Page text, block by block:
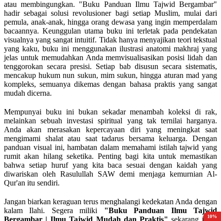
atau membingungkan. "Buku Panduan Ilmu Tajwid Bergambar"
hadir sebagai solusi revolusioner bagi setiap Muslim, mulai dari
pemula, anak-anak, hingga orang dewasa yang ingin memperdalam
bacaannya. Keunggulan utama buku ini terletak pada pendekatan
visualnya yang sangat intuitif. Tidak hanya menyajikan teori tekstual
yang kaku, buku ini menggunakan ilustrasi anatomi makhraj yang
jelas untuk memudahkan Anda memvisualisasikan posisi lidah dan
tenggorokan secara presisi. Setiap bab disusun secara sistematis,
mencakup hukum nun sukun, mim sukun, hingga aturan mad yang
kompleks, semuanya dikemas dengan bahasa praktis yang sangat
mudah dicerna.
Mempunyai buku ini bukan sekadar menambah koleksi di rak,
melainkan sebuah investasi spiritual yang tak ternilai harganya.
Anda akan merasakan kepercayaan diri yang meningkat saat
mengimami shalat atau saat tadarus bersama keluarga. Dengan
panduan visual ini, hambatan dalam memahami istilah tajwid yang
rumit akan hilang seketika. Penting bagi kita untuk memastikan
bahwa setiap huruf yang kita baca sesuai dengan kaidah yang
diwariskan oleh Rasulullah SAW demi menjaga kemurnian Al-
Qur'an itu sendiri.
Jangan biarkan keraguan terus menghalangi kedekatan Anda dengan
kalam Ilahi. Segera miliki "Buku Panduan Ilmu Tajwid
Bergambar | Ilmu Tajwid Mudah dan Praktis" sekarang juga.
15%
15%
15%
15%
10%